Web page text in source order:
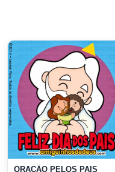
ORAÇÃO PELOS PAIS